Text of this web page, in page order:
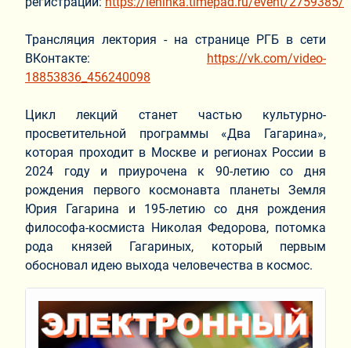
Трансляция лектория - на странице РГБ в сети
ВКонтакте: https://vk.com/video-
18853836_456240098
Цикл лекций станет частью культурно-
просветительной программы «Два Гагарина»,
которая проходит в Москве и регионах России в
2024 году и приурочена к 90-летию со дня
рождения первого космонавта планеты Земля
Юрия Гагарина и 195-летию со дня рождения
философа-космиста Николая Федорова, потомка
рода князей Гагариных, который первым
обосновал идею выхода человечества в космос.